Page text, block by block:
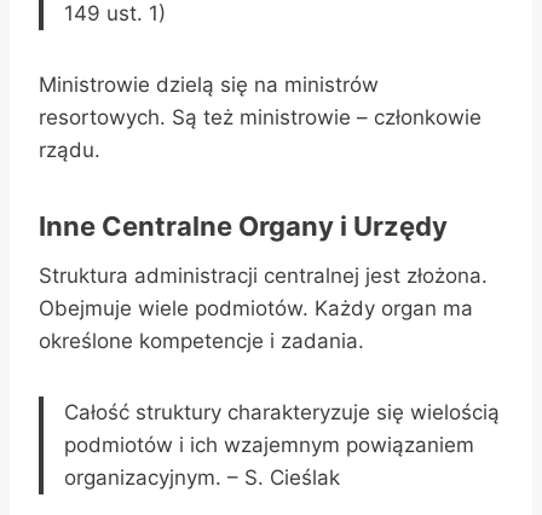
149 ust. 1)
Ministrowie dzielą się na ministrów
resortowych. Są też ministrowie – członkowie
rządu.
Inne Centralne Organy i Urzędy
Struktura administracji centralnej jest złożona.
Obejmuje wiele podmiotów. Każdy organ ma
określone kompetencje i zadania.
Całość struktury charakteryzuje się wielością
podmiotów i ich wzajemnym powiązaniem
organizacyjnym. – S. Cieślak